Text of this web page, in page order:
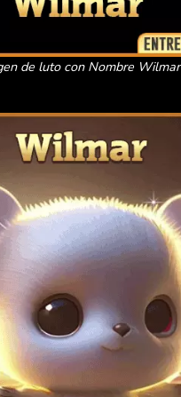
de luto con Nombre Wilmar